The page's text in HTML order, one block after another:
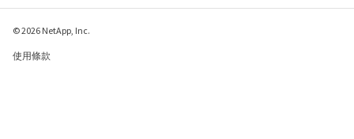
© 2026 NetApp, Inc.
使用條款